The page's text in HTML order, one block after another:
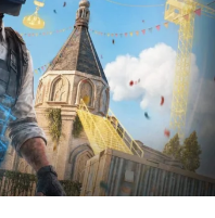
socialespara estar
geek, además
ypodcast